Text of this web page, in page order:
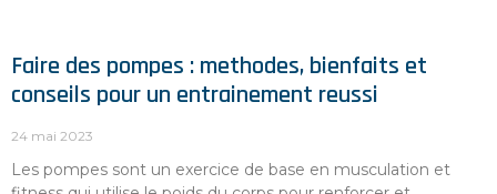
Faire des pompes : methodes, bienfaits et
conseils pour un entrainement reussi
24 mai 2023
Les pompes sont un exercice de base en musculation et